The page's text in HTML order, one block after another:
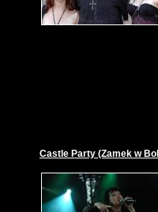
Castle Party (Zamek w